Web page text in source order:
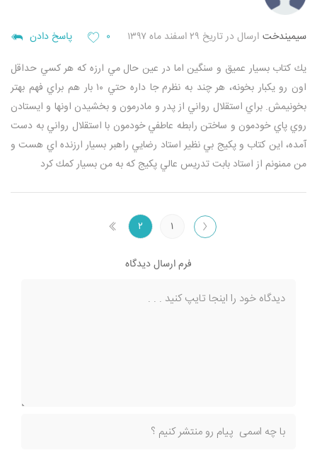
سيميندخت ارسال در تاریخ ۲۹ اسفند ماه ۱۳۹۷ ۰ پاسخ دادن
يك كتاب بسيار عميق و سنگين اما در عين حال مي ارزه كه هر كسي حداقل
اون رو يكبار بخونه، هر چند به نظرم جا داره حتي ١٠ بار هم براي فهم بهتر
بخونيمش. براي استقلال رواني از پدر و مادرمون و بخشيدن اونها و ايستادن
روي پاي خودمون و ساختن رابطه عاطفي خودمون با استقلال رواني به دست
آمده، اين كتاب و پكيج بي نظير استاد رضايي راهبر بسيار ارزنده اي هست و
من ممنونم از استاد بابت تدريس عالي پكيج كه به من بسيار كمك كرد
۱ ۲
فرم ارسال دیدگاه